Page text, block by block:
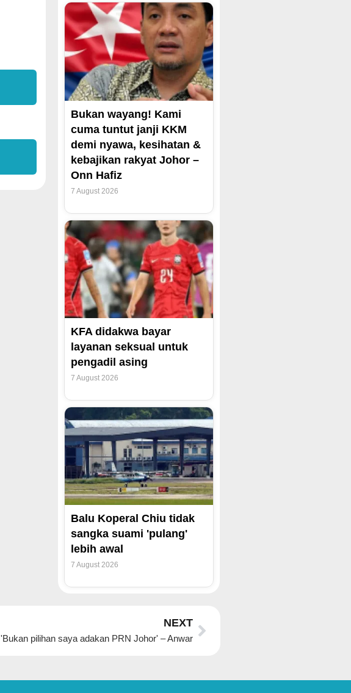
Bukan wayang! Kami
cuma tuntut janji KKM
demi nyawa, kesihatan &
kebajikan rakyat Johor –
Onn Hafiz
7 August 2026
KFA didakwa bayar
layanan seksual untuk
pengadil asing
7 August 2026
Balu Koperal Chiu tidak
sangka suami 'pulang'
lebih awal
7 August 2026
NEXT
'Bukan pilihan saya adakan PRN Johor' – Anwar
Next